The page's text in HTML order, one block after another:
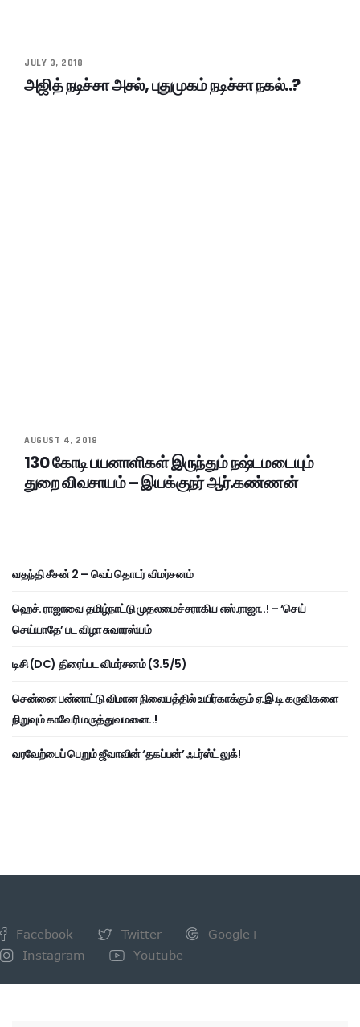
JULY 3, 2018
அஜித் நடிச்சா அசல், புதுமுகம் நடிச்சா நகல்..?
AUGUST 4, 2018
130 கோடி பயனாளிகள் இருந்தும் நஷ்டமடையும்
துறை விவசாயம் – இயக்குநர் ஆர்.கண்ணன்
வதந்தி சீசன் 2 – வெப் தொடர் விமர்சனம்
ஹெச். ராஜாவை தமிழ்நாட்டு முதலமைச்சராகிய எஸ்.ராஜா..! – ‘செய்
செய்யாதே’ பட விழா சுவாரஸ்யம்
டிசி (DC) திரைப்பட விமர்சனம் (3.5/5)
சென்னை பன்னாட்டு விமான நிலையத்தில் உயிர்காக்கும் ஏ.இ.டி கருவிகளை
நிறுவும் காவேரி மருத்துவமனை..!
வரவேற்பைப் பெறும் ஜீவாவின் ‘தகப்பன்’ ஃபர்ஸ்ட் லுக்!
Facebook Twitter
Google+
Instagram
Youtube